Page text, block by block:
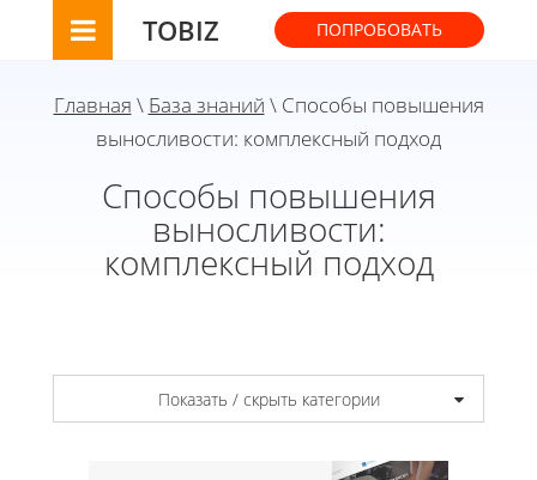
TOBIZ ПОПРОБОВАТЬ
Главная \ База знаний \ Способы повышения
выносливости: комплексный подход
Способы повышения
выносливости:
комплексный подход
Показать / скрыть категории